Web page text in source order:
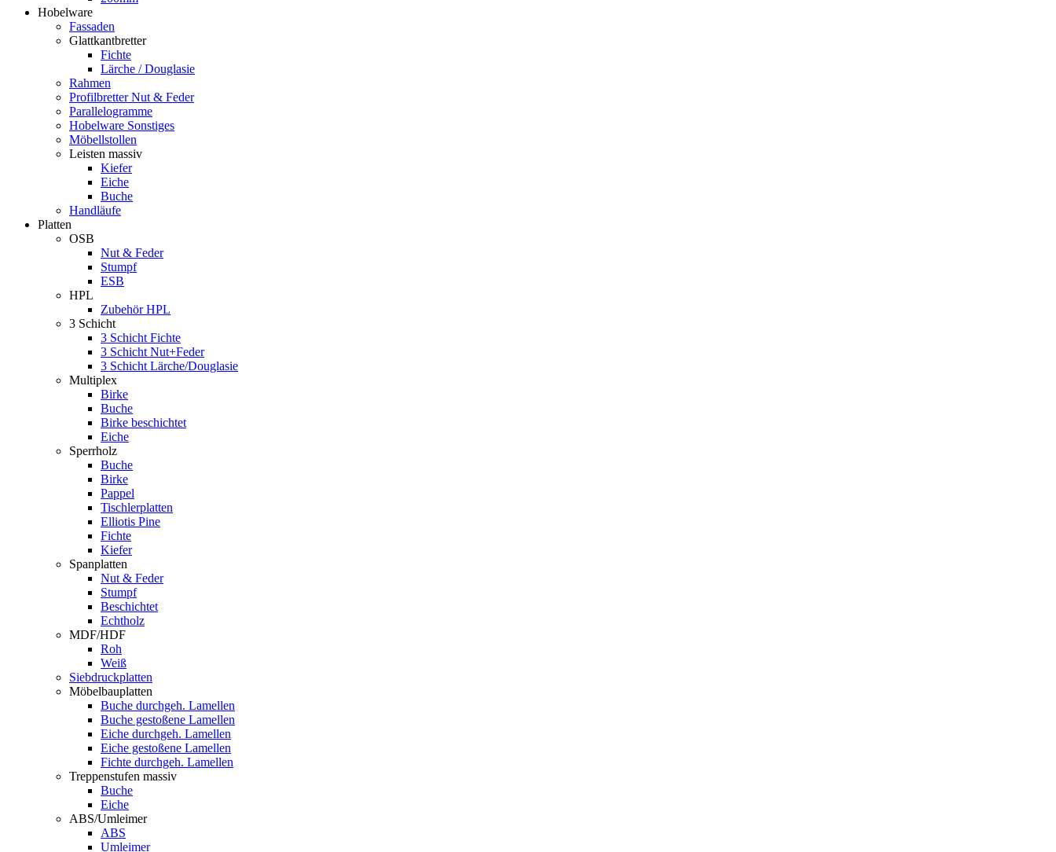
Hobelware
Fassaden
Glattkantbretter
Fichte
Lärche / Douglasie
Rahmen
Profilbretter Nut & Feder
Parallelogramme
Hobelware Sonstiges
Möbellstollen
Leisten massiv
Kiefer
Eiche
Buche
Handläufe
Platten
OSB
Nut & Feder
Stumpf
ESB
HPL
Zubehör HPL
3 Schicht
3 Schicht Fichte
3 Schicht Nut+Feder
3 Schicht Lärche/Douglasie
Multiplex
Birke
Buche
Birke beschichtet
Eiche
Sperrholz
Buche
Birke
Pappel
Tischlerplatten
Elliotis Pine
Fichte
Kiefer
Spanplatten
Nut & Feder
Stumpf
Beschichtet
Echtholz
MDF/HDF
Roh
Weiß
Siebdruckplatten
Möbelbauplatten
Buche durchgeh. Lamellen
Buche gestoßene Lamellen
Eiche durchgeh. Lamellen
Eiche gestoßene Lamellen
Fichte durchgeh. Lamellen
Treppenstufen massiv
Buche
Eiche
ABS/Umleimer
ABS
Umleimer